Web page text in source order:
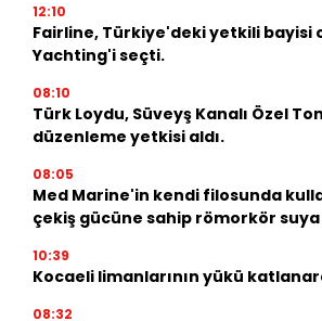
12:10
Fairline, Türkiye'deki yetkili bayisi
Yachting'i seçti.
08:10
Türk Loydu, Süveyş Kanalı Özel
düzenleme yetkisi aldı.
08:05
Med Marine'in kendi filosunda
çekiş gücüne sahip römorkör
10:39
Kocaeli limanlarının yükü
08:32